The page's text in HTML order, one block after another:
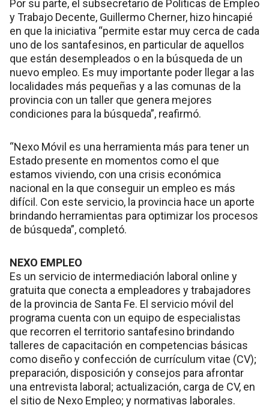
Por su parte, el subsecretario de Políticas de Empleo
y Trabajo Decente, Guillermo Cherner, hizo hincapié
en que la iniciativa “permite estar muy cerca de cada
uno de los santafesinos, en particular de aquellos
que están desempleados o en la búsqueda de un
nuevo empleo. Es muy importante poder llegar a las
localidades más pequeñas y a las comunas de la
provincia con un taller que genera mejores
condiciones para la búsqueda”, reafirmó.
“Nexo Móvil es una herramienta más para tener un
Estado presente en momentos como el que
estamos viviendo, con una crisis económica
nacional en la que conseguir un empleo es más
difícil. Con este servicio, la provincia hace un aporte
brindando herramientas para optimizar los procesos
de búsqueda”, completó.
NEXO EMPLEO
Es un servicio de intermediación laboral online y
gratuita que conecta a empleadores y trabajadores
de la provincia de Santa Fe. El servicio móvil del
programa cuenta con un equipo de especialistas
que recorren el territorio santafesino brindando
talleres de capacitación en competencias básicas
como diseño y confección de currículum vitae (CV);
preparación, disposición y consejos para afrontar
una entrevista laboral; actualización, carga de CV, en
el sitio de Nexo Empleo; y normativas laborales.